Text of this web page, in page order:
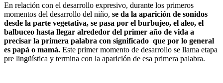
En relación con el desarrollo expresivo, durante los primeros
momentos del desarrollo del niño, se da la aparición de sonidos
desde la parte vegetativa, se pasa por el burbujeo, el aleo, el
balbuceo hasta llegar alrededor del primer año de vida a
precisar la primera palabra con significado que por lo general
es papá o mamá. Este primer momento de desarrollo se llama etapa
pre lingüística y termina con la aparición de esa primera palabra.